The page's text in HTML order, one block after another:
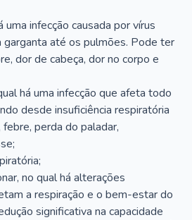
uma infecção causada por vírus
garganta até os pulmões. Pode ter
dor de cabeça, dor no corpo e
há uma infecção que afeta todo
desde insuficiência respiratória
perda do paladar,
no qual há alterações
a respiração e o bem-estar do
significativa na capacidade